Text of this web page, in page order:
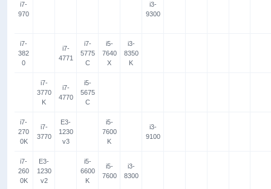
i7-
970
i3-
9300
i7-
382
0
i7-
4771
i7-
5775
C
i5-
7640
X
i3-
8350
K
i7-
3770
K
i7-
4770
i5-
5675
C
i7-
270
0K
i7-
3770
E3-
1230
v3
i5-
7600
K
i3-
9100
i7-
260
0K
E3-
1230
v2
i5-
6600
K
i5-
7600
i3-
8300